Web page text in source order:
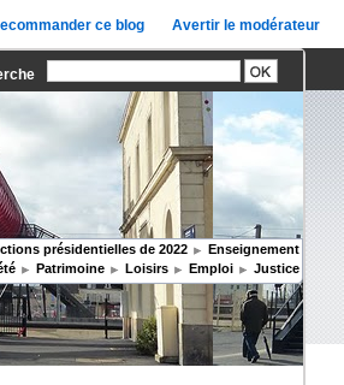
ce blog Avertir le modérateur
Enseignement
présidentielles de 2022
Justice
Emploi
Loisirs
Patrimoine